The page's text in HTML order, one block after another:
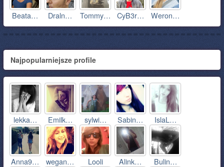
Beata… Draln… Tommy… CyB3r… Weron…
Najpopularniejsze profile
lekka… Emilk… sylwi… Sabin… IslaL…
Anna9… wegan… Looli Alink… Bulin…